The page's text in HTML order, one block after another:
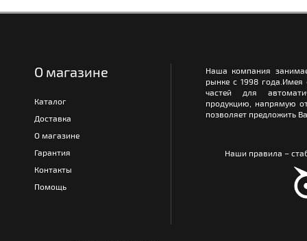
О магазине
Каталог
Доставка
О магазине
Гарантия
Контакты
Помощь
Наша компания
рынке с 1998
частей для
продукцию, напрямую
позволяет предложить
Наши правила –